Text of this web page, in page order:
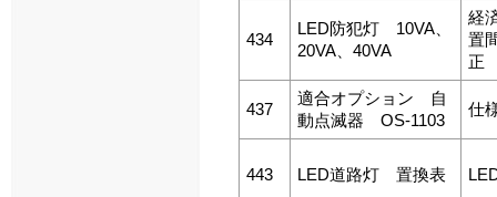
434
LED防犯灯 10VA、
20VA、40VA
経
置
正
437
適合オプション 自
動点滅器 OS-1103
仕
443 LED道路灯 置換表